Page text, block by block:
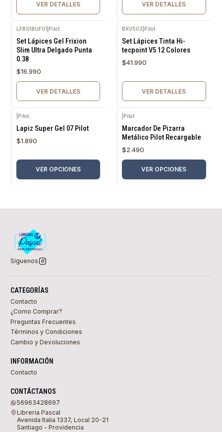
VER DETALLES VER DETALLES
LFBS18UF01 Pilot
Set Lápices Gel Frixion
Slim Ultra Delgado Punta
0.38
$16.990
VER DETALLES
BXV503 Pilot
Set Lápices Tinta Hi-
tecpoint V5 12 Colores
$41.990
VER DETALLES
Pilot
Lapiz Super Gel 07 Pilot
$1.890
VER OPCIONES
Pilot
Marcador De Pizarra
Metálico Pilot Recargable
$2.490
VER OPCIONES
Síguenos
CATEGORÍAS
Contacto
¿Como Comprar?
Preguntas Frecuentes
Términos y Condiciones
Cambio y Devoluciones
INFORMACIÓN
Contacto
CONTÁCTANOS
56963428697
Libreria Pascal
Avenida Italia 1337, Local 20-21
Santiago - Providencia